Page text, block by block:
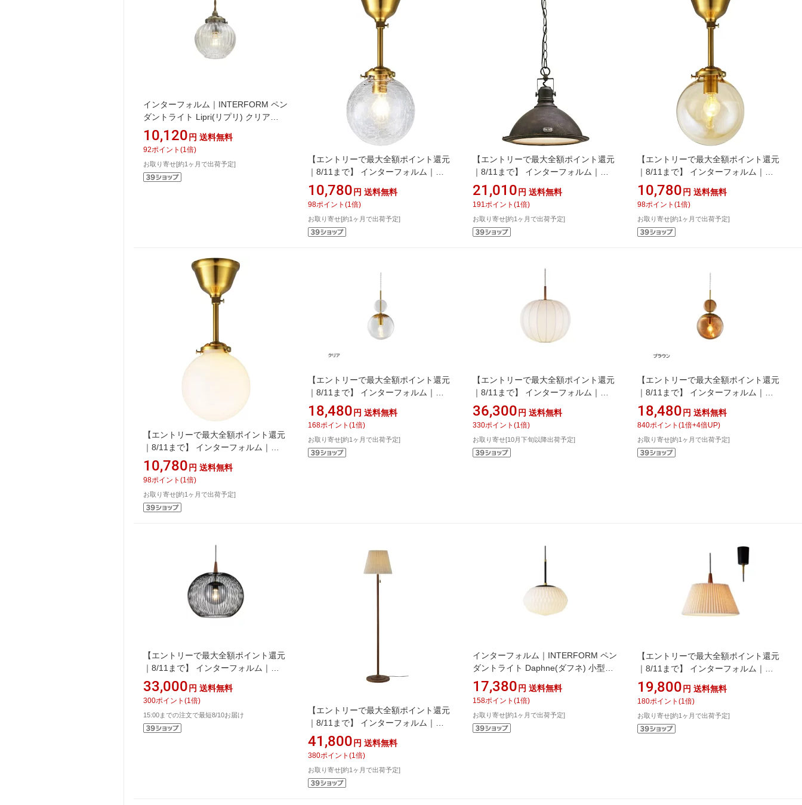
インターフォルム｜INTERFORM ペン
ダントライト Lipri(リプリ) クリア
60W相当/E17白熱電球付 LT-9551CL
[電球色 /E17]【newlife_campaign_g】
10,120 円 送料無料
92ポイント (1倍)
お取り寄せ[約1ヶ月で出荷予定]
【エントリーで最大全額ポイント還元
｜8/11まで】 インターフォルム｜
INTERFORM シーリングライト
Riquet Spot(リケー スポット) クリア
クラック 小型白熱電球(E17/60W)付
LT-4304CR [4.5畳 /電球色 /E17]
【newlife_campaign_g】
10,780 円 送料無料
98ポイント (1 倍)
お取り寄せ[約1ヶ月で出荷予定]
【エントリーで最大全額ポイント還元
｜8/11まで】 インターフォルム｜
INTERFORM ペンダントライト
Verdun(ヴェルダン)(白熱電球
60W/E26×1灯付) LT-8800AN [4.5畳 /
電球色 /E26]【newlife_campaign_g】
21,010 円 送料無料
191 ポイント (1 倍)
お取り寄せ[約1ヶ月で出荷予定]
【エントリーで最大全額ポイント還元
｜8/11まで】 インターフォルム｜
INTERFORM シーリングライト
Riquet Spot(リケー スポット) アンバ
ー 小型白熱電球(E17/60W)付 LT-
4304AM [4.5畳 /電球色 /E17]
【newlife_campaign_g】
10,780 円 送料無料
98ポイント (1 倍)
お取り寄せ[約1ヶ月で出荷予定]
【エントリーで最大全額ポイント還元
｜8/11まで】 インターフォルム｜
INTERFORM シーリングライト
Riquet Spot(リケー スポット) ホワイ
ト 小型白熱電球(E17/60W)付 LT-
4304WH [4.5畳 /電球色 /E17]
【newlife_campaign_g】
10,780 円 送料無料
98ポイント (1 倍)
お取り寄せ[約1ヶ月で出荷予定]
【エントリーで最大全額ポイント還元
｜8/11まで】 インターフォルム｜
INTERFORM ペンダントライト
Ellisse(エリッセ) クリア 小型白熱電球
付 LT-4445CL [電球色 /E17]
【newlife_campaign_g】
18,480 円 送料無料
168ポイント (1倍)
お取り寄せ[約1ヶ月で出荷予定]
【エントリーで最大全額ポイント還元
｜8/11まで】 インターフォルム｜
INTERFORM ペンダントライト
Falk(ファルク) 白熱電球(E26/100W)付
LT-4336 [電球色 /E26]
【newlife_campaign_g】
36,300 円 送料無料
330ポイント (1倍)
お取り寄せ[10月下旬以降出荷予定]
【エントリーで最大全額ポイント還元
｜8/11まで】 インターフォルム｜
INTERFORM ペンダントライト
Ellisse(エリッセ) ブラウン 小型白熱電
球付 LT-4445BN [電球色 /E17]
【newlife_campaign_g】
18,480 円 送料無料
840ポイント (1倍+4倍UP)
お取り寄せ[約1ヶ月で出荷予定]
【エントリーで最大全額ポイント還元
｜8/11まで】 インターフォルム｜
INTERFORM ペンダントライト
Theobald(テオバルト) 白熱電球
(E26/60W)付 LT-4300 [電球色 /E26]
33,000 円 送料無料
300ポイント (1倍)
15:00までの注文で最短8/10お届け
【エントリーで最大全額ポイント還元
｜8/11まで】 インターフォルム｜
INTERFORM フロアースタンド
Fersen(フェルセン) 白熱電球
(E26/60W)付 LT-4236 [電球 /電球色]
41,800 円 送料無料
380ポイント (1 倍)
お取り寄せ[約1ヶ月で出荷予定]
インターフォルム｜INTERFORM ペン
ダントライト Daphne(ダフネ) 小型白
熱電球(E17/60W)付 LT-4285 [4.5畳 /電
球色 /E17]
17,380 円 送料無料
158ポイント (1倍)
お取り寄せ[約1ヶ月で出荷予定]
【エントリーで最大全額ポイント還元
｜8/11まで】 インターフォルム｜
INTERFORM ペンダントライト
Usva(ウスヴァ) 白熱電球(E26/100W)
付 LT-4178 [6畳 /電球色 /E26]
19,800 円 送料無料
180ポイント (1倍)
お取り寄せ[約1ヶ月で出荷予定]